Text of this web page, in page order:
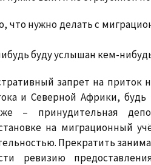
что нужно делать с
буду услышан кем-
запрет на приток
и Северной Африки,
– принудительная
на миграционный
Прекратить
ревизию